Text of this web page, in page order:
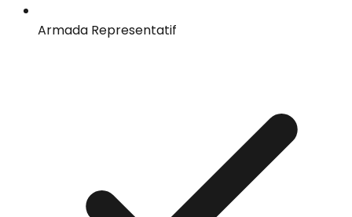
Armada Representatif